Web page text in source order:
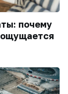
почему
ощущается